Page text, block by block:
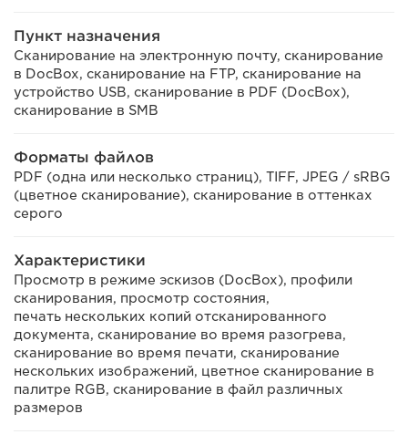
Пункт назначения
Сканирование на электронную почту, сканирование
в DocBox, сканирование на FTP, сканирование на
устройство USB, сканирование в PDF (DocBox),
сканирование в SMB
Форматы файлов
PDF (одна или несколько страниц), TIFF, JPEG / sRBG
(цветное сканирование), сканирование в оттенках
серого
Характеристики
Просмотр в режиме эскизов (DocBox), профили
сканирования, просмотр состояния,
печать нескольких копий отсканированного
документа, сканирование во время разогрева,
сканирование во время печати, сканирование
нескольких изображений, цветное сканирование в
палитре RGB, сканирование в файл различных
размеров